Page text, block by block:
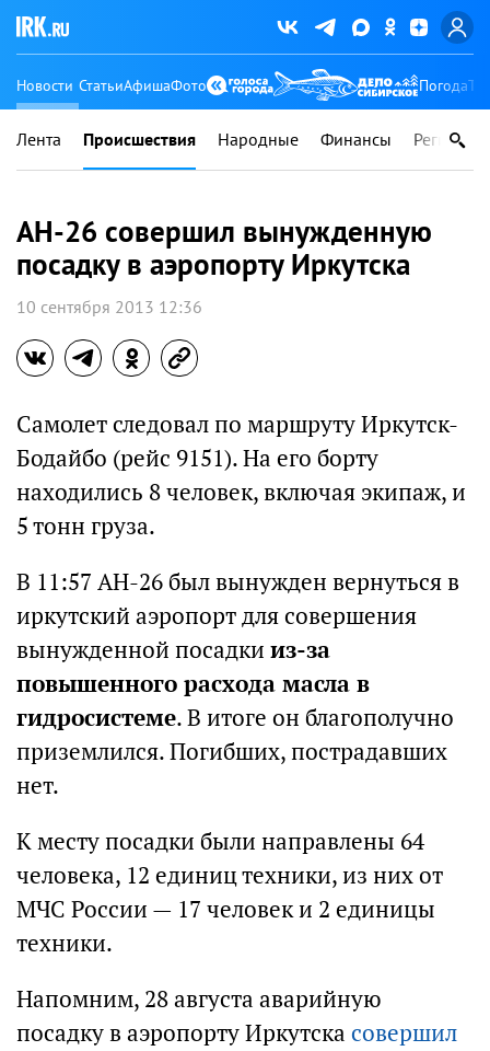
Новости СтатьиАфишаФото Погода
Лента Происшествия Народные Финансы Регионы
АН-26 совершил вынужденную
посадку в аэропорту Иркутска
10 сентября 2013 12:36
Самолет следовал по маршруту Иркутск-
Бодайбо (рейс 9151). На его борту
находились 8 человек, включая экипаж, и
5 тонн груза.
В 11:57 АН-26 был вынужден вернуться в
иркутский аэропорт для совершения
вынужденной посадки из-за
повышенного расхода масла в
гидросистеме. В итоге он благополучно
приземлился. Погибших, пострадавших
нет.
К месту посадки были направлены 64
человека, 12 единиц техники, из них от
МЧС России — 17 человек и 2 единицы
техники.
Напомним, 28 августа аварийную
посадку в аэропорту Иркутска совершил